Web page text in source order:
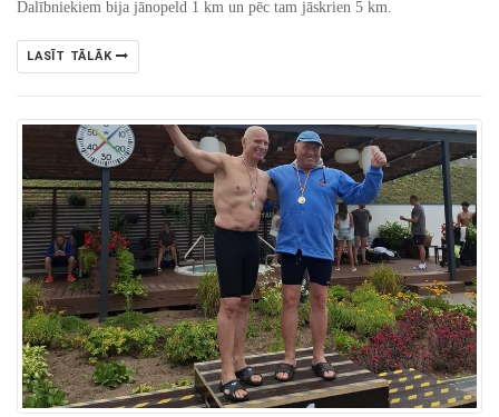
Dalībniekiem bija jānopeld 1 km un pēc tam jāskrien 5 km.
LASĪT TĀLĀK